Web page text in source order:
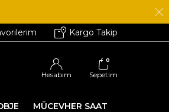
Kargo Takip
Hesabım
0
Sepetim
MÜCEVHER SAAT